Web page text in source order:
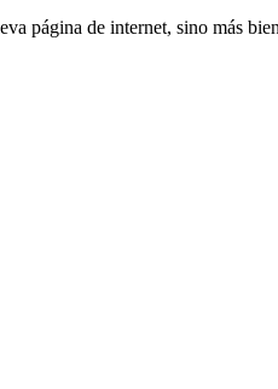
página de internet, sino más